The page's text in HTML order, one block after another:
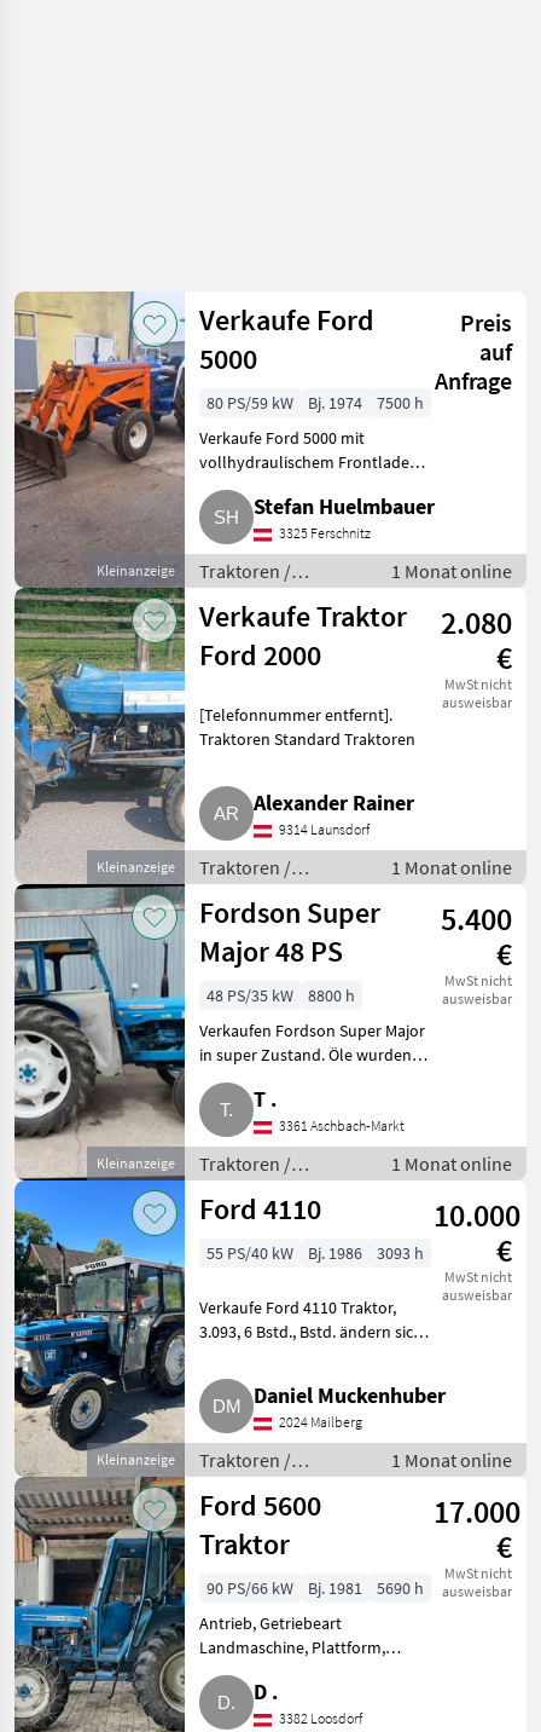
Kleinanzeige
Verkaufe Ford
5000
Preis
auf
Anfrage
80 PS/59 kW Bj. 1974
7500 h
Verkaufe Ford 5000 mit
vollhydraulischem Frontlader,
Servolenkung, Mistgabel und
Schaufel. Bj. 1974, 7.500 Bstd..
Traktoren Standard Traktoren
Stefan Huelmbauer
3325 Ferschnitz
Traktoren /
Standard Traktoren
1 Monat online
Kleinanzeige
Verkaufe Traktor
Ford 2000
2.080
€
MwSt nicht
ausweisbar
[Telefonnummer entfernt].
Traktoren Standard Traktoren
Alexander Rainer
9314 Launsdorf
Traktoren /
Standard Traktoren
1 Monat online
Kleinanzeige
Fordson Super
Major 48 PS
5.400
€
MwSt nicht
ausweisbar
48 PS/35 kW
8800 h
Verkaufen Fordson Super Major
in super Zustand. Öle wurden
vor wenigen Bstd. gemacht. Bj.
1962, ca. 8.800 Bstd., wobei ich
nicht weiß, ob der Zähler
funktioniert. Ve
T .
3361 Aschbach-Markt
Traktoren /
Standard Traktoren
1 Monat online
Kleinanzeige
Ford 4110
10.000
€
MwSt nicht
ausweisbar
55 PS/40 kW Bj. 1986 3093 h
Verkaufe Ford 4110 Traktor,
3.093, 6 Bstd., Bstd. ändern sich
Stockräumgerät gegen Aufpreis.
Traktoren Standard Traktoren
Daniel Muckenhuber
2024 Mailberg
Traktoren /
Standard Traktoren
1 Monat online
Ford 5600
Traktor
17.000
€
MwSt nicht
ausweisbar
90 PS/66 kW Bj. 1981
5690 h
Antrieb, Getriebeart
Landmaschine, Plattform,
Zapfwellendrehzahl,
Höchstgeschwindigkeit in km/h,
Bolzengröße
D .
3382 Loosdorf